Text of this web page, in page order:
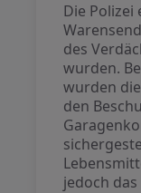
Die Polizei
des
wurden.
wurden
den
jedoch